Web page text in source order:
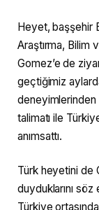
Heyet, başşehir
Araştırma, Bilim
Gomez’e de
geçtiğimiz
deneyimlerinden
talimatı ile
anımsattı.
Türk heyetini de
duyduklarını
Türkiye